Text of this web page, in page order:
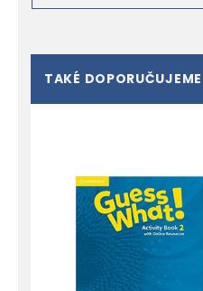
TAKÉ DOPORUČUJEME